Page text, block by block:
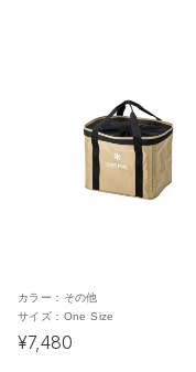
カラー： その他
サイズ： One Size
¥7,480